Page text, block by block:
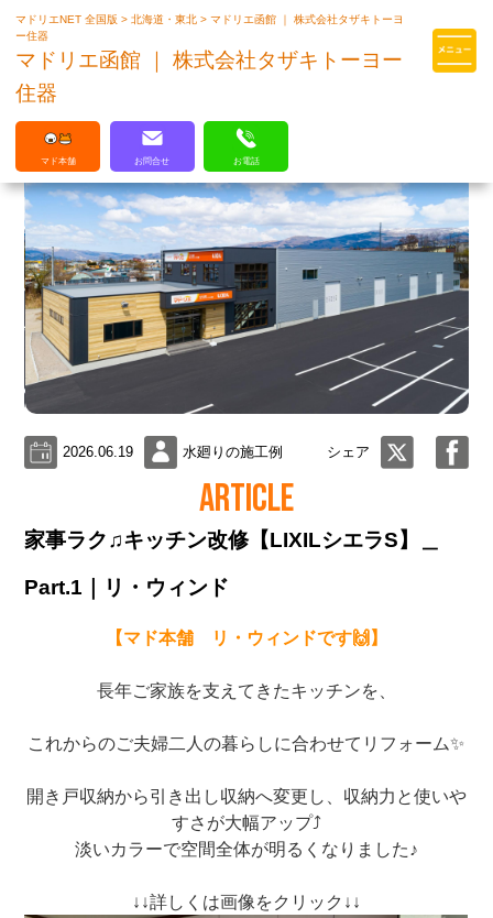
マドリエはLIXILの厳しい基準を
マドリエNET 全国版>北海道・東北>マドリエ函館 ｜ 株式会社タザキトーヨ
ー住器
マドリエ函館 ｜ 株式会社タザキトーヨー
住器
マド本舗 お問合せ お電話
2026.06.19 水廻りの施工例 シェア
ARTICLE
家事ラク♫キッチン改修【LIXILシエラS】＿
Part.1｜リ・ウィンド